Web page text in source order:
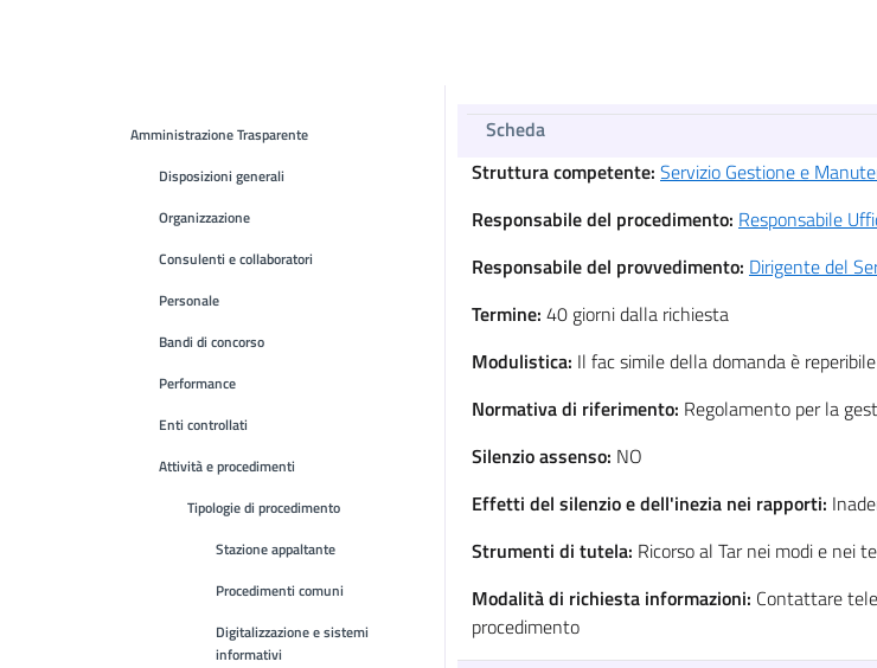
Amministrazione Trasparente
Disposizioni generali
Organizzazione
Consulenti e collaboratori
Personale
Bandi di concorso
Performance
Enti controllati
Attività e procedimenti
Tipologie di procedimento
Stazione appaltante
Procedimenti comuni
Digitalizzazione e sistemi
informativi
Scheda
Struttura competente: Servizio Gestione e
Responsabile del procedimento: Responsabile
Responsabile del provvedimento: Dirigente del
Termine: 40 giorni dalla richiesta
Modulistica: Il fac simile della domanda è
Normativa di riferimento: Regolamento per la
Silenzio assenso: NO
Effetti del silenzio e dell'inezia nei rapporti:
Strumenti di tutela: Ricorso al Tar nei modi e nei
Modalità di richiesta informazioni: Contattare
procedimento